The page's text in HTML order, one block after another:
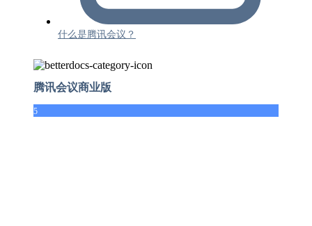
什么是腾讯会议？
腾讯会议商业版
5